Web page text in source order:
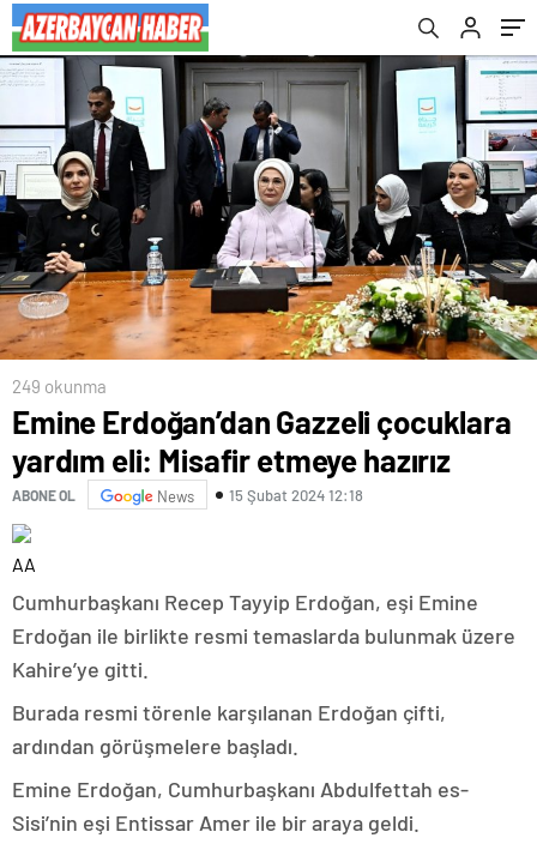
249 okunma
Emine Erdoğan’dan Gazzeli çocuklara
yardım eli: Misafir etmeye hazırız
ABONE OL News 15 Şubat 2024 12:18
AA
Cumhurbaşkanı Recep Tayyip Erdoğan, eşi Emine
Erdoğan ile birlikte resmi temaslarda bulunmak üzere
Kahire’ye gitti.
Burada resmi törenle karşılanan Erdoğan çifti,
ardından görüşmelere başladı.
Emine Erdoğan, Cumhurbaşkanı Abdulfettah es-
Sisi’nin eşi Entissar Amer ile bir araya geldi.